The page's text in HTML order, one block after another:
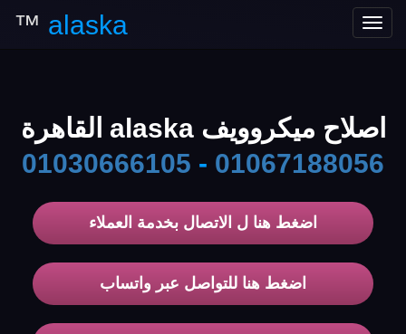
Toggle
alaska
™
اصلاح ميكروويف alaska القاهرة
01067188056
-
01030666105
اضغط هنا ل الاتصال بخدمة العملاء
اضغط هنا للتواصل عبر واتساب